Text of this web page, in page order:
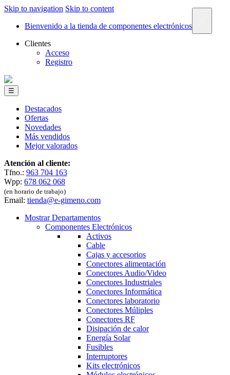
Skip to navigation Skip to content
Bienvenido a la tienda de componentes electrónicos
Clientes
Acceso
Registro
☰
Destacados
Ofertas
Novedades
Más vendidos
Mejor valorados
Atención al cliente:
Tfno.: 963 704 163
Wpp: 678 062 068
(en horario de trabajo)
Email: tienda@e-gimeno.com
Mostrar Departamentos
Componentes Electrónicos
Activos
Cable
Cajas y accesorios
Conectores alimentación
Conectores Audio/Video
Conectores Industriales
Conectores Informática
Conectores laboratorio
Conectores Múliples
Conectores RF
Disipación de calor
Energía Solar
Fusibles
Interruptores
Kits electrónicos